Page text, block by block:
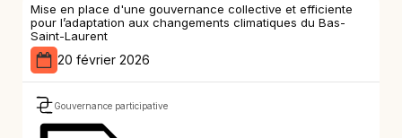
Mise en place d'une gouvernance collective et efficiente
pour l’adaptation aux changements climatiques du Bas-
Saint-Laurent
20 février 2026
Gouvernance participative